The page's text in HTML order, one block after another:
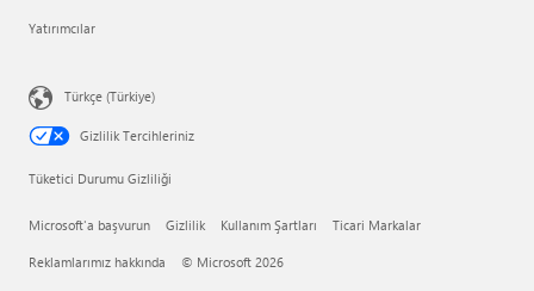
Yatırımcılar
Türkçe (Türkiye)
Gizlilik Tercihleriniz
Tüketici Durumu Gizliliği
Microsoft'a başvurun Gizlilik Kullanım Şartları Ticari Markalar
Reklamlarımız hakkında © Microsoft 2026